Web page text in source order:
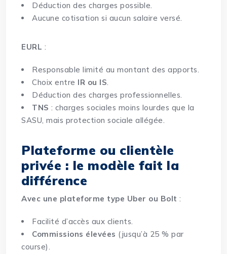
Déduction des charges possible.
Aucune cotisation si aucun salaire versé.
EURL :
Responsable limité au montant des apports.
Choix entre IR ou IS.
Déduction des charges professionnelles.
TNS : charges sociales moins lourdes que la
SASU, mais protection sociale allégée.
Plateforme ou clientèle
privée : le modèle fait la
différence
Avec une plateforme type Uber ou Bolt :
Facilité d’accès aux clients.
Commissions élevées (jusqu’à 25 % par
course).